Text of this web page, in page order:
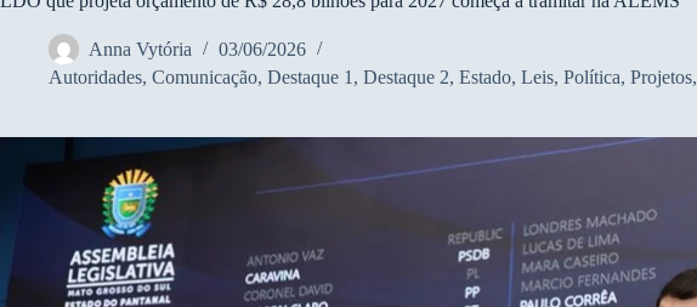
Anna Vytória
03/06/2026
Autoridades, Comunicação, Destaque 1 , Destaque 2, Estado, Leis, Política, Projetos,